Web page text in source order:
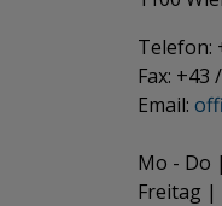
Telefon:
Fax: +43
​​​​​​​Email:
Mo - Do
Freitag |